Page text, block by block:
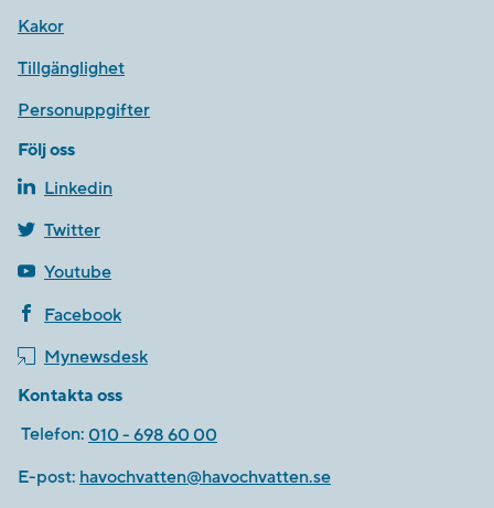
Kakor
Tillgänglighet
Personuppgifter
Följ oss
Linkedin
Twitter
Youtube
Facebook
Mynewsdesk
Kontakta oss
Telefon: 010 - 698 60 00
E-post: havochvatten@havochvatten.se